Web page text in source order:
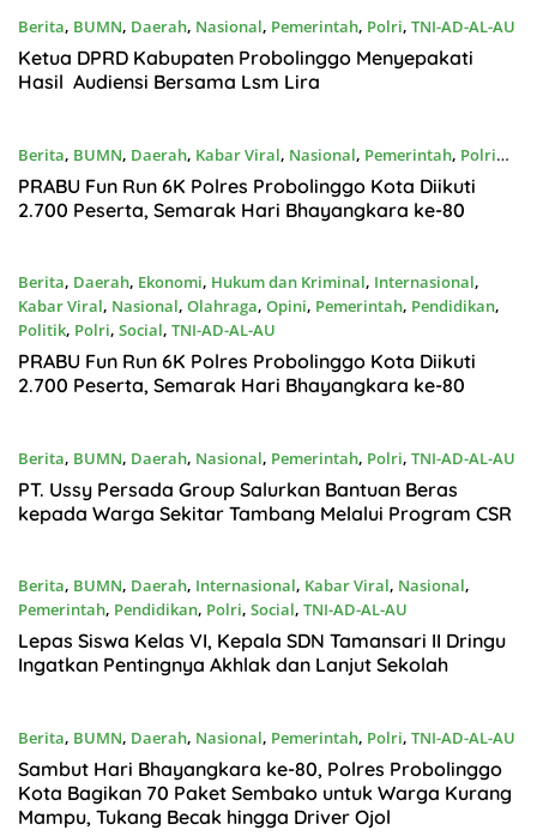
Berita, BUMN, Daerah, Nasional, Pemerintah, Polri, TNI-AD-AL-AU
Juni23, 2026
Ketua DPRD Kabupaten Probolinggo Menyepakati
Hasil Audiensi Bersama Lsm Lira
Berita, BUMN, Daerah, Kabar Viral, Nasional, Pemerintah, Polri
Juni22, 2026
PRABU Fun Run 6K Polres Probolinggo Kota Diikuti
2.700 Peserta, Semarak Hari Bhayangkara ke-80
Berita, Daerah, Ekonomi, Hukum dan Kriminal, Internasional,
Kabar Viral, Nasional, Olahraga, Opini, Pemerintah, Pendidikan,
Politik, Polri, Social, TNI-AD-AL-AU
Juni22, 2026
PRABU Fun Run 6K Polres Probolinggo Kota Diikuti
2.700 Peserta, Semarak Hari Bhayangkara ke-80
Berita, BUMN, Daerah, Nasional, Pemerintah, Polri, TNI-AD-AL-AU
Juni21, 2026
PT. Ussy Persada Group Salurkan Bantuan Beras
kepada Warga Sekitar Tambang Melalui Program CSR
Berita, BUMN, Daerah, Internasional, Kabar Viral, Nasional,
Pemerintah, Pendidikan, Polri, Social, TNI-AD-AL-AU
Juni21, 2026
Lepas Siswa Kelas VI, Kepala SDN Tamansari II Dringu
Ingatkan Pentingnya Akhlak dan Lanjut Sekolah
Berita, BUMN, Daerah, Nasional, Pemerintah, Polri, TNI-AD-AL-AU
Juni20, 2026
Sambut Hari Bhayangkara ke-80, Polres Probolinggo
Kota Bagikan 70 Paket Sembako untuk Warga Kurang
Mampu, Tukang Becak hingga Driver Ojol